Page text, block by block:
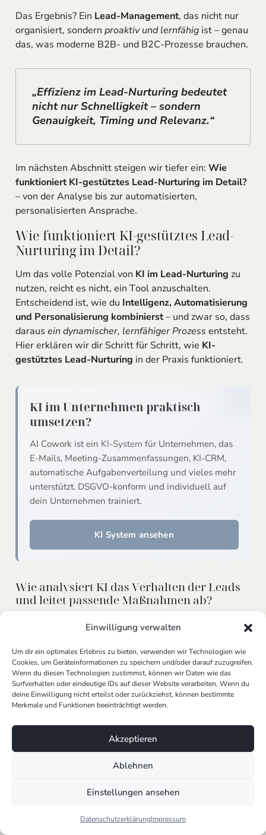
Einwilligung verwalten
Um dir ein optimales Erlebnis zu bieten, verwenden wir Technologien wie
Cookies, um Geräteinformationen zu speichern und/oder darauf zuzugreifen.
Wenn du diesen Technologien zustimmst, können wir Daten wie das
Surfverhalten oder eindeutige IDs auf dieser Website verarbeiten. Wenn du
deine Einwilligung nicht erteilst oder zurückziehst, können bestimmte
Merkmale und Funktionen beeinträchtigt werden.
Akzeptieren
Ablehnen
Einstellungen ansehen
DatenschutzerklärungImpressum
Das Ergebnis? Ein Lead-Management, das nicht nur
organisiert, sondern proaktiv und lernfähigist – genau
das, was moderne B2B- und B2C-Prozesse brauchen.
„Effizienz im Lead-Nurturing bedeutet
nicht nur Schnelligkeit – sondern
Genauigkeit, Timing und Relevanz.“
Im nächsten Abschnitt steigen wir tiefer ein: Wie
funktioniert KI-gestütztes Lead-Nurturing im Detail?
– von der Analyse bis zur automatisierten,
personalisierten Ansprache.
Wie funktioniert KI-gestütztes Lead-
Nurturing im Detail?
Um das volle Potenzial von KI im Lead-Nurturing zu
nutzen, reicht es nicht, ein Tool anzuschalten.
Entscheidend ist, wie du Intelligenz, Automatisierung
und Personalisierung kombinierst– und zwar so, dass
daraus ein dynamischer, lernfähiger Prozess entsteht.
Hier erklären wir dir Schritt für Schritt, wie KI-
gestütztes Lead-Nurturing in der Praxis funktioniert.
KI im Unternehmen praktisch
umsetzen?
AI Cowork ist ein KI-System für Unternehmen, das
E-Mails, Meeting-Zusammenfassungen, KI-CRM,
automatische Aufgabenverteilung und vieles mehr
unterstützt. DSGVO-konform und individuell auf
dein Unternehmen trainiert.
KI System ansehen
Wie analysiert KI das Verhalten der Leads
und leitet passende Maßnahmen ab?
Ein großer Vorteil von KI liegt in ihrer Fähigkeit,
Welche Seiten besucht ein Lead?
Welche Inhalte werden heruntergeladen?
Wie oft und wann wird mit dem Newsletter
interagiert?
Basierend auf diesen Daten kann die KI:
Relevante Inhalte vorschlagen
Position des Leads innerhalb der Customer
Nächste Aktionen automatisiert einleiten